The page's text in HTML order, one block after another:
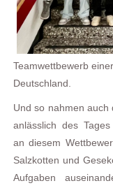
Teamwettbewerb
Deutschland.
Und so nahmen auch
anlässlich des
an diesem
Salzkotten und
Aufgaben